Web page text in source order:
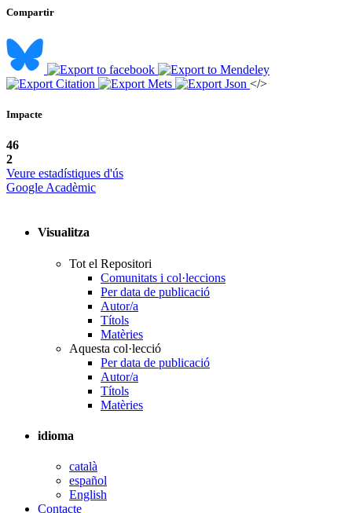
Compartir
</>
Impacte
46
2
Veure estadístiques d'ús
Google Acadèmic
Visualitza
Tot el Repositori
Comunitats i col·leccions
Per data de publicació
Autor/a
Títols
Matèries
Aquesta col·lecció
Per data de publicació
Autor/a
Títols
Matèries
idioma
català
español
English
Contacte